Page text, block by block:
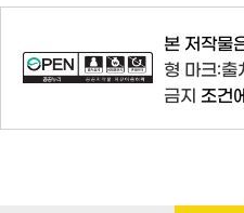
본 저작물
형 마크:출
금지 조건